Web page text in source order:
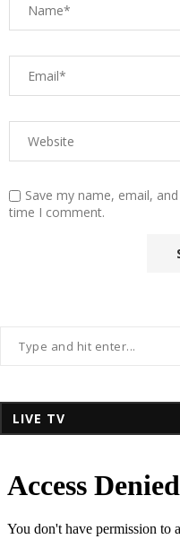
Save my name, email,
time I comment.
LIVE TV